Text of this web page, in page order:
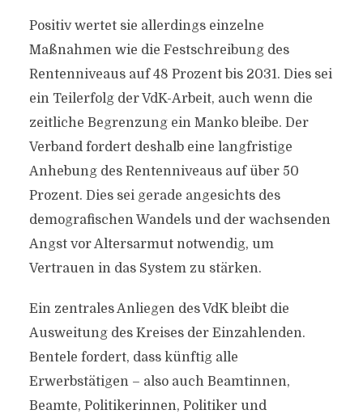
Positiv wertet sie allerdings einzelne
Maßnahmen wie die Festschreibung des
Rentenniveaus auf 48 Prozent bis 2031. Dies sei
ein Teilerfolg der VdK-Arbeit, auch wenn die
zeitliche Begrenzung ein Manko bleibe. Der
Verband fordert deshalb eine langfristige
Anhebung des Rentenniveaus auf über 50
Prozent. Dies sei gerade angesichts des
demografischen Wandels und der wachsenden
Angst vor Altersarmut notwendig, um
Vertrauen in das System zu stärken.
Ein zentrales Anliegen des VdK bleibt die
Ausweitung des Kreises der Einzahlenden.
Bentele fordert, dass künftig alle
Erwerbstätigen – also auch Beamtinnen,
Beamte, Politikerinnen, Politiker und